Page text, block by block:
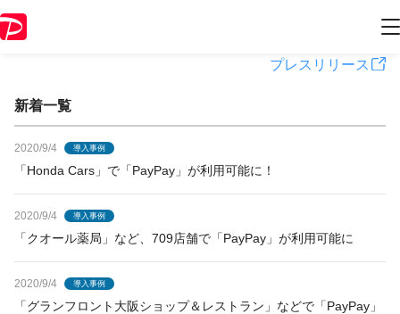
PayPayからのお知らせ
プレスリリース
新着一覧
2020/9/4 導入事例
「Honda Cars」で「PayPay」が利用可能に！
2020/9/4 導入事例
「クオール薬局」など、709店舗で「PayPay」が利用可能に
2020/9/4 導入事例
「グランフロント大阪ショップ＆レストラン」などで「PayPay」